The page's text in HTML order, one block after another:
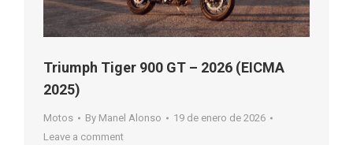
Triumph Tiger 900 GT – 2026 (EICMA
2025)
Motos By Manel Alonso
19 de enero de 2026
Leave a comment